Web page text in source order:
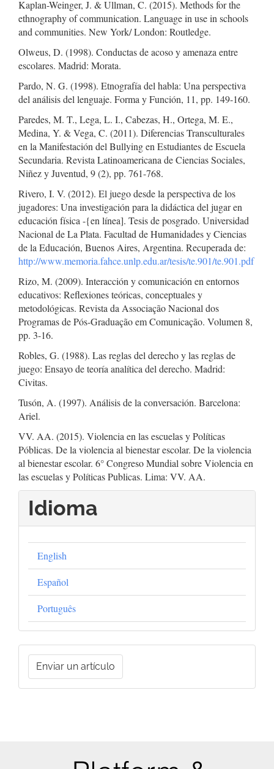
Kaplan-Weinger, J. & Ullman, C. (2015). Methods for the
ethnography of communication. Language in use in schools
and communities. New York/ London: Routledge.
Olweus, D. (1998). Conductas de acoso y amenaza entre
escolares. Madrid: Morata.
Pardo, N. G. (1998). Etnografía del habla: Una perspectiva
del análisis del lenguaje. Forma y Función, 11, pp. 149-160.
Paredes, M. T., Lega, L. I., Cabezas, H., Ortega, M. E.,
Medina, Y. & Vega, C. (2011). Diferencias Transculturales
en la Manifestación del Bullying en Estudiantes de Escuela
Secundaria. Revista Latinoamericana de Ciencias Sociales,
Niñez y Juventud, 9 (2), pp. 761-768.
Rivero, I. V. (2012). El juego desde la perspectiva de los
jugadores: Una investigación para la didáctica del jugar en
educación física -{en línea]. Tesis de posgrado. Universidad
Nacional de La Plata. Facultad de Humanidades y Ciencias
de la Educación, Buenos Aires, Argentina. Recuperada de:
http://www.memoria.fahce.unlp.edu.ar/tesis/te.901/te.901.pdf
Rizo, M. (2009). Interacción y comunicación en entornos
educativos: Reflexiones teóricas, conceptuales y
metodológicas. Revista da Associação Nacional dos
Programas de Pós-Graduação em Comunicação. Volumen 8,
pp. 3-16.
Robles, G. (1988). Las reglas del derecho y las reglas de
juego: Ensayo de teoría analítica del derecho. Madrid:
Civitas.
Tusón, A. (1997). Análisis de la conversación. Barcelona:
Ariel.
VV. AA. (2015). Violencia en las escuelas y Políticas
Póblicas. De la violencia al bienestar escolar. De la violencia
al bienestar escolar. 6° Congreso Mundial sobre Violencia en
las escuelas y Políticas Publicas. Lima: VV. AA.
Idioma
English
Español
Português
Enviar
unEnviar un artículo